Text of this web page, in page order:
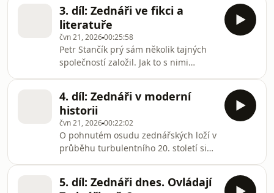
mujRozhlas pro Android a iOS nebo
na webu mujRozhlas.cz
hovoří teoretik Adam Štěch. Vybavena
znalostmi se Lucie vydává na
procházku Prahou po zednářských
památkách s průvodkyní Květoslavou
Navrátilovou.Všechny díly podcastu
Zednáři můžete pohodlně poslouchat
v mobilní aplikaci mujRozhlas pro
Android a iOS nebo na we
3. díl: Zednáři ve fikci a
literatuře
čvn 21, 202600:25:58
Petr Stančík prý sám několik tajných
společností založil. Jak to s nimi
zahrnují mystiku a mysterium tajných
spolků. Jana Čechurová pak nabízí
dobovou perspektivu zlatého věku
Zednářů první poloviny 20.
století.Všechny díly podcastu Zednáři
můžete pohodlně poslouchat v
mobilní aplikaci mujRozhlas pro
4. díl: Zednáři v moderní
historii
čvn 21, 202600:22:02
O pohnutém osudu zednářských loží v
průběhu turbulentního 20. století si
archivu tako přibližuje dobové
5. díl: Zednáři dnes. Ovládají